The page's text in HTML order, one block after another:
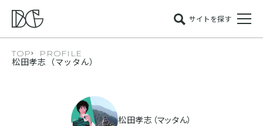
サイトを探す
TOP PROFILE
松田孝志（マッタん）
松田孝志（マッタん）